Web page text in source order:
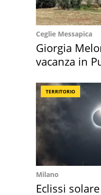
Ceglie Messapica
Giorgia
vacanza in
TERRITORIO
Milano
Eclissi